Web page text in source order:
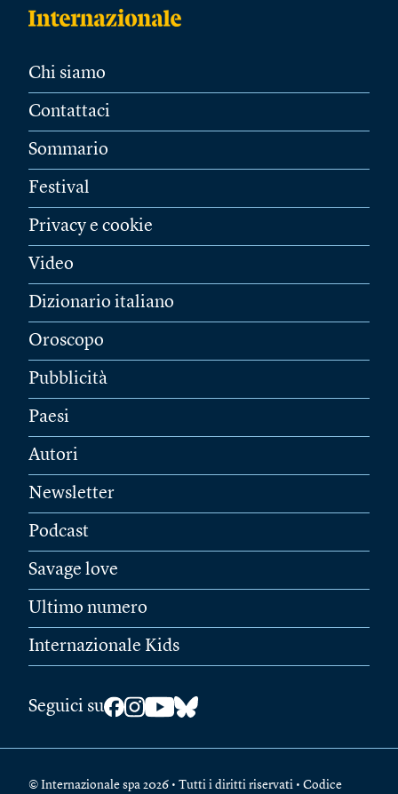
Chi siamo
Contattaci
Sommario
Festival
Privacy e cookie
Video
Dizionario italiano
Oroscopo
Pubblicità
Paesi
Autori
Newsletter
Podcast
Savage love
Ultimo numero
Internazionale Kids
Seguici su
© Internazionale spa 2026 • Tutti i diritti riservati • Codice